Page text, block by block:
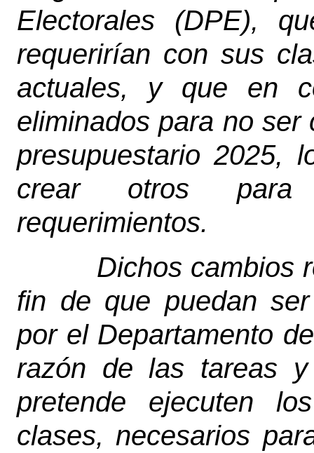
Electorales (DPE),
requerirían con sus
actuales, y que en
eliminados para no ser
presupuestario 2025,
crear otros
requerimientos.
Dichos cambios
fin de que puedan
por el Departamento
razón de las tareas y
pretende ejecuten
clases, necesarios